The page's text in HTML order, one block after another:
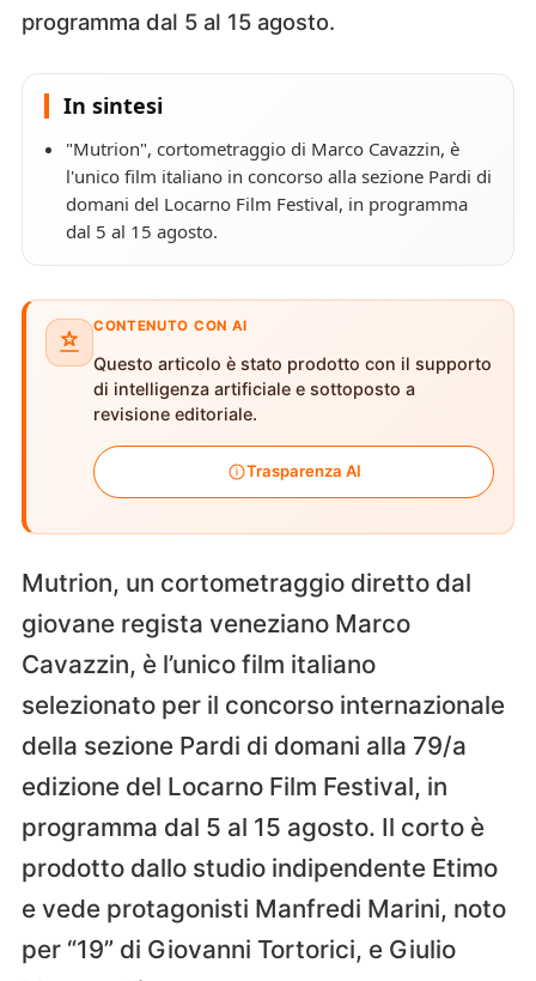
programma dal 5 al 15 agosto.
In sintesi
"Mutrion", cortometraggio di Marco Cavazzin, è
l'unico film italiano in concorso alla sezione Pardi di
domani del Locarno Film Festival, in programma
dal 5 al 15 agosto.
CONTENUTO CON AI
Questo articolo è stato prodotto con il supporto
di intelligenza artificiale e sottoposto a
revisione editoriale.
Trasparenza AI
Mutrion, un cortometraggio diretto dal
giovane regista veneziano Marco
Cavazzin, è l’unico film italiano
selezionato per il concorso internazionale
della sezione Pardi di domani alla 79/a
edizione del Locarno Film Festival, in
programma dal 5 al 15 agosto. Il corto è
prodotto dallo studio indipendente Etimo
e vede protagonisti Manfredi Marini, noto
per “19” di Giovanni Tortorici, e Giulio